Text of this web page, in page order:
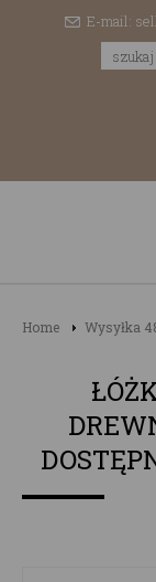
E-mail:
Home Wysyłka